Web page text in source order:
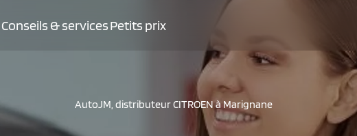
Conseils & servicesPetits prix
AutoJM, distributeur CITROEN à Marignane